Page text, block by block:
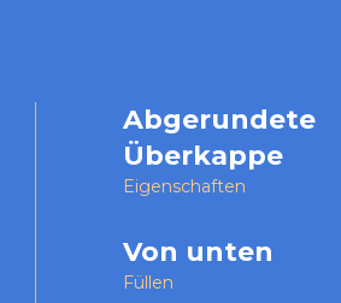
Abgerundete
Überkappe
Eigenschaften
Von unten
Füllen